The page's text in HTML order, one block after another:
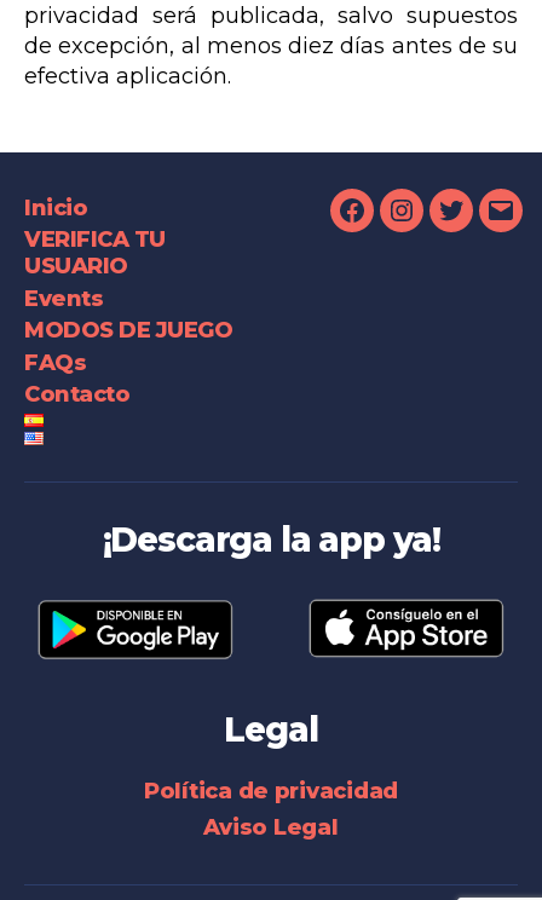
privacidad será publicada, salvo supuestos
de excepción, al menos diez días antes de su
efectiva aplicación.
Inicio
VERIFICA TU
USUARIO
Events
MODOS DE JUEGO
FAQs
Contacto
FacebookInstagram
Twitter
¡Descarga la app ya!
Legal
Política de privacidad
Aviso Legal